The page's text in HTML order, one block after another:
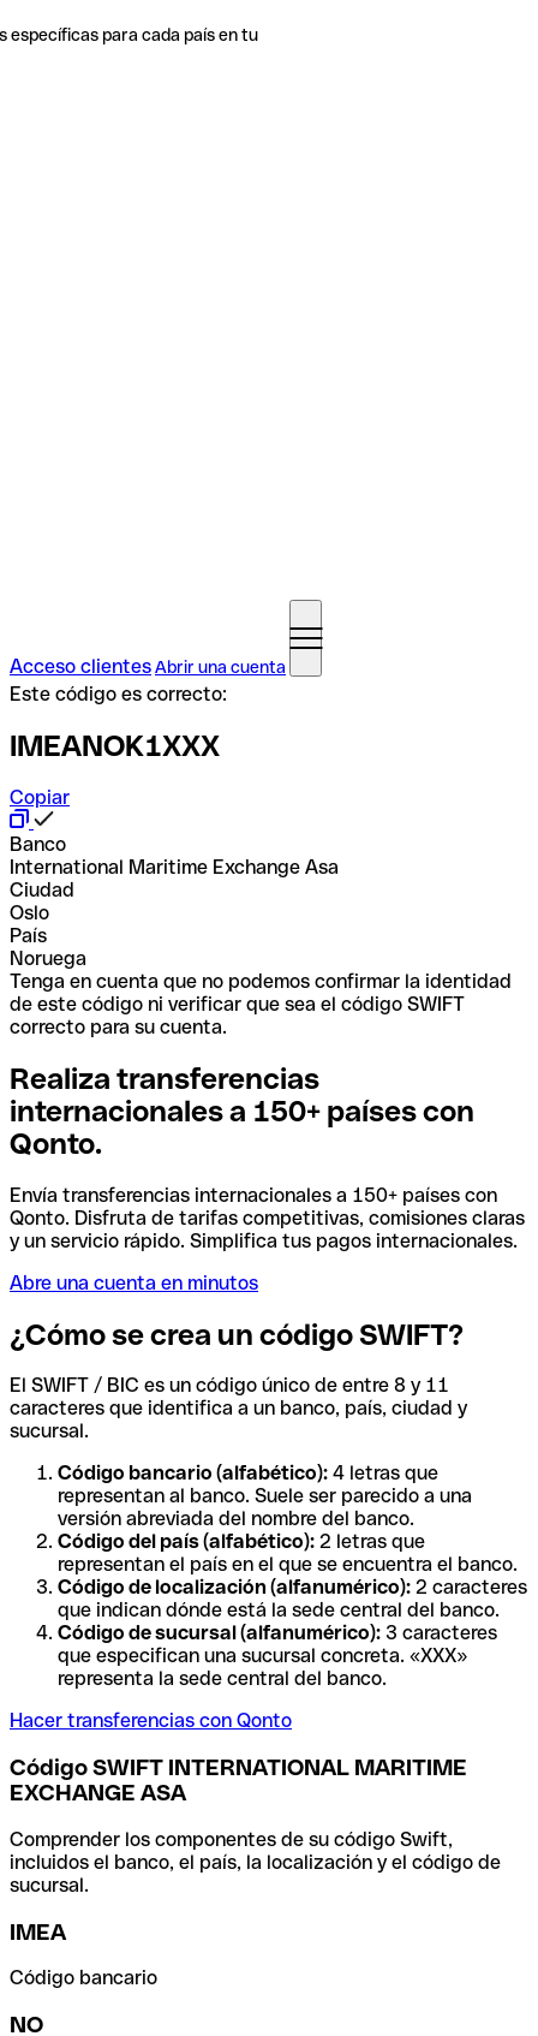
específicas para cada país en tu
Acceso clientesAbrir una cuenta
Este código es correcto:
IMEANOK1XXX
Copiar
Banco
International Maritime Exchange Asa
Ciudad
Oslo
País
Noruega
Tenga en cuenta que no podemos confirmar la identidad
de este código ni verificar que sea el código SWIFT
correcto para su cuenta.
Realiza transferencias
internacionales a 150+ países con
Qonto.
Envía transferencias internacionales a 150+ países con
Qonto. Disfruta de tarifas competitivas, comisiones claras
y un servicio rápido. Simplifica tus pagos internacionales.
Abre una cuenta en minutos
¿Cómo se crea un código SWIFT?
El SWIFT / BIC es un código único de entre 8 y 11
caracteres que identifica a un banco, país, ciudad y
sucursal.
Código bancario (alfabético): 4 letras que
representan al banco. Suele ser parecido a una
versión abreviada del nombre del banco.
Código del país (alfabético): 2 letras que
representan el país en el que se encuentra el banco.
Código de localización (alfanumérico): 2 caracteres
que indican dónde está la sede central del banco.
Código de sucursal (alfanumérico): 3 caracteres
que especifican una sucursal concreta. «XXX»
representa la sede central del banco.
Hacer transferencias con Qonto
Código SWIFT INTERNATIONAL MARITIME
EXCHANGE ASA
Comprender los componentes de su código Swift,
incluidos el banco, el país, la localización y el código de
sucursal.
IMEA
Código bancario
NO